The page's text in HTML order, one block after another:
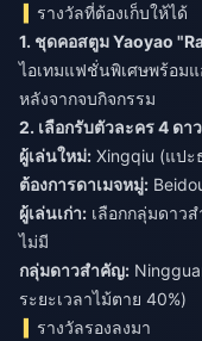
รางวัลที่ต้องเก็บให้ได้
1. ชุดคอสตูม Yaoyao
ไอเทมแฟชั่นพิเศษพร้อม
หลังจากจบกิจกรรม
2. เลือกรับตัวละคร 4 ดา
ผู้เล่นใหม่: Xingqiu (แปะ
ต้องการดาเมจหมู่:
ผู้เล่นเก่า: เลือกกลุ่มดาว
ไม่มี
กลุ่มดาวสำคัญ:
ระยะเวลาไม้ตาย 40%)
รางวัลรองลงมา